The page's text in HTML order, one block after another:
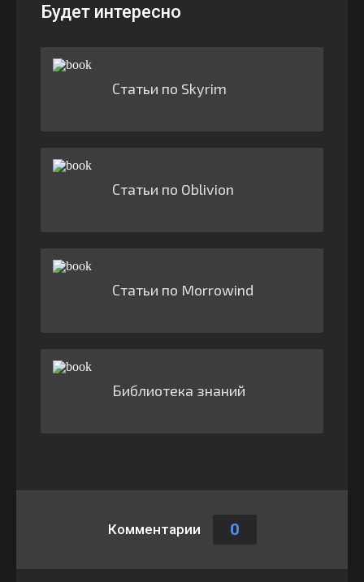
Будет интересно
Статьи по Skyrim
Статьи по Oblivion
Статьи по Morrowind
Библиотека знаний
Комментарии 0